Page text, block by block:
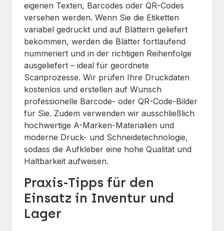
eigenen Texten, Barcodes oder QR-Codes
versehen werden. Wenn Sie die Etiketten
variabel gedruckt und auf Blättern geliefert
bekommen, werden die Blätter fortlaufend
nummeriert und in der richtigen Reihenfolge
ausgeliefert – ideal für geordnete
Scanprozesse. Wir prüfen Ihre Druckdaten
kostenlos und erstellen auf Wunsch
professionelle Barcode- oder QR-Code-Bilder
für Sie. Zudem verwenden wir ausschließlich
hochwertige A-Marken-Materialien und
moderne Druck- und Schneidetechnologie,
sodass die Aufkleber eine hohe Qualität und
Haltbarkeit aufweisen.
Praxis-Tipps für den
Einsatz in Inventur und
Lager